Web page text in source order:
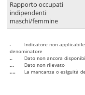
Rapporto occupati
indipendenti
maschi/femmine
-
Indicatore non
denominatore
..
Dato non ancora
...
Dato non rilevato
....
La mancanza o esiguità